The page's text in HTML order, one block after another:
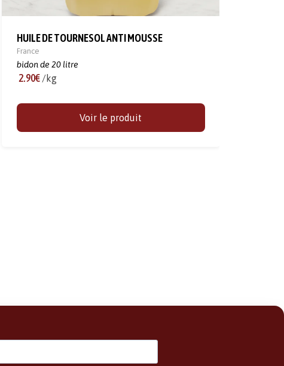
HUILE DE TOURNESOL ANTI MOUSSE
France
bidon de 20 litre
2.90€ /kg
Voir le produit